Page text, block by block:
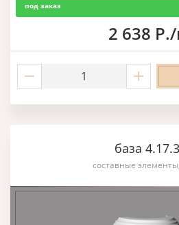
под заказ
2 638
база
составные